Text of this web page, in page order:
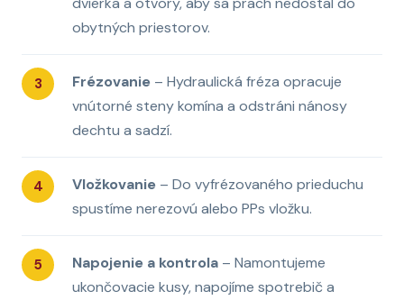
obytných priestorov.
Frézovanie – Hydraulická fréza opracuje
vnútorné steny komína a odstráni nánosy
dechtu a sadzí.
Vložkovanie – Do vyfrézovaného prieduchu
spustíme nerezovú alebo PPs vložku.
Napojenie a kontrola – Namontujeme
ukončovacie kusy, napojíme spotrebič a